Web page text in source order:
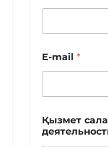
E-mail *
Қызмет